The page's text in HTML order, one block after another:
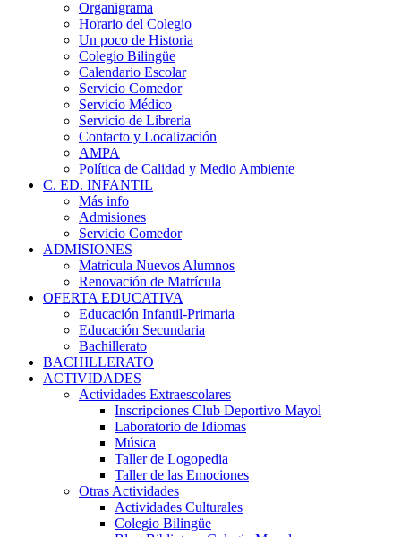
Organigrama
Horario del Colegio
Un poco de Historia
Colegio Bilingüe
Calendario Escolar
Servicio Comedor
Servicio Médico
Servicio de Librería
Contacto y Localización
AMPA
Política de Calidad y Medio Ambiente
C. ED. INFANTIL
Más info
Admisiones
Servicio Comedor
ADMISIONES
Matrícula Nuevos Alumnos
Renovación de Matrícula
OFERTA EDUCATIVA
Educación Infantil-Primaria
Educación Secundaria
Bachillerato
BACHILLERATO
ACTIVIDADES
Actividades Extraescolares
Inscripciones Club Deportivo Mayol
Laboratorio de Idiomas
Música
Taller de Logopedia
Taller de las Emociones
Otras Actividades
Actividades Culturales
Colegio Bilingüe